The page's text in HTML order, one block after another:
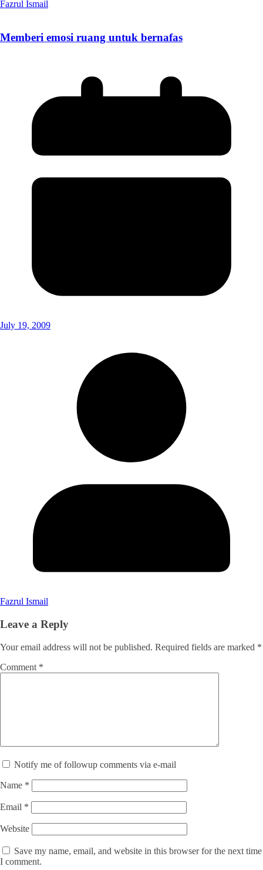
Fazrul Ismail
Memberi emosi ruang untuk bernafas
July 19, 2009
Fazrul Ismail
Leave a Reply
Your email address will not be published. Required fields are marked *
Comment *
Notify me of followup comments via e-mail
Name *
Email *
Website
Save my name, email, and website in this browser for the next time
I comment.